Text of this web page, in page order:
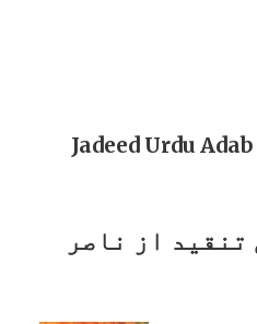
Jadeed Urdu
از ناصر